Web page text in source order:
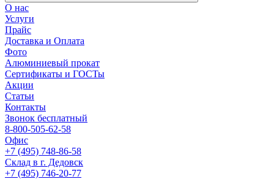
О нас
Услуги
Прайс
Доставка и Оплата
Фото
Алюминиевый прокат
Сертификаты и ГОСТы
Акции
Статьи
Контакты
Звонок бесплатный
8-800-505-62-58
Офис
+7 (495) 748-86-58
Склад в г. Дедовск
+7 (495) 746-20-77